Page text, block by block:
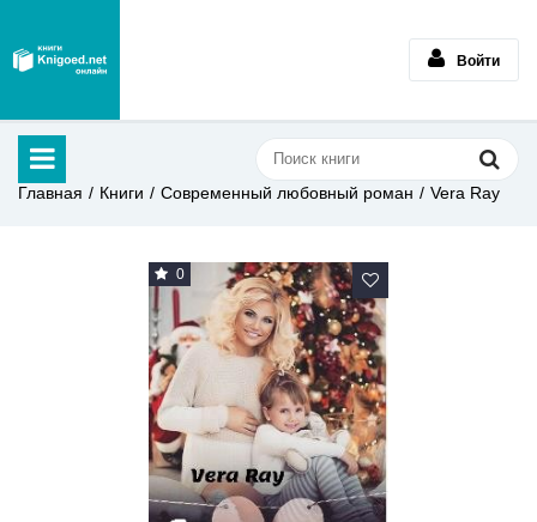
Войти
Главная Книги Современный любовный роман Vera Ray
0